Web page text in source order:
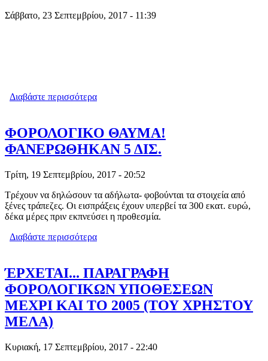
Σάββατο, 23 Σεπτεμβρίου, 2017 - 11:39
Διαβάστε περισσότερα
ΦΟΡΟΛΟΓΙΚΟ ΘΑΥΜΑ!
ΦΑΝΕΡΩΘΗΚΑΝ 5 ΔΙΣ.
Τρίτη, 19 Σεπτεμβρίου, 2017 - 20:52
Τρέχουν να δηλώσουν τα αδήλωτα- φοβούνται τα στοιχεία από
ξένες τράπεζες. Οι εισπράξεις έχουν υπερβεί τα 300 εκατ. ευρώ,
δέκα μέρες πριν εκπνεύσει η προθεσμία.
Διαβάστε περισσότερα
ΈΡΧΕΤΑΙ... ΠΑΡΑΓΡΑΦΗ
ΦΟΡΟΛΟΓΙΚΩΝ ΥΠΟΘΕΣΕΩΝ
ΜΕΧΡΙ ΚΑΙ ΤΟ 2005 (ΤΟΥ ΧΡΗΣΤΟΥ
ΜΕΛΑ)
Κυριακή, 17 Σεπτεμβρίου, 2017 - 22:40